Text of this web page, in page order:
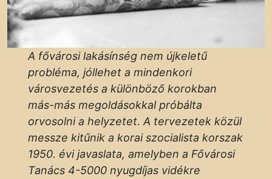
A fővárosi lakásínség nem újkeletű
probléma, jóllehet a mindenkori
városvezetés a különböző korokban
más-más megoldásokkal próbálta
orvosolni a helyzetet. A tervezetek közül
messze kitűnik a korai szocialista korszak
1950. évi javaslata, amelyben a Fővárosi
Tanács 4-5000 nyugdíjas vidékre